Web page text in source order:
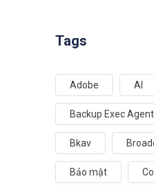
Tags
Adobe AI
Backup Exec Agent
Bkav
Bảo mật